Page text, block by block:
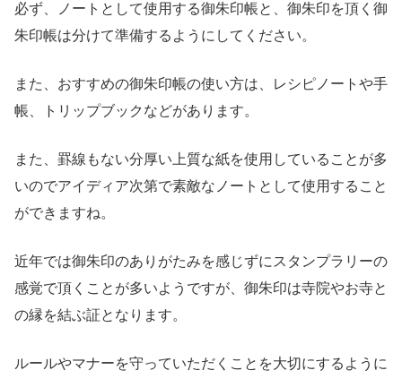
必ず、ノートとして使用する御朱印帳と、御朱印を頂く御
朱印帳は分けて準備するようにしてください。
また、おすすめの御朱印帳の使い方は、レシピノートや手
帳、トリップブックなどがあります。
また、罫線もない分厚い上質な紙を使用していることが多
いのでアイディア次第で素敵なノートとして使用すること
ができますね。
近年では御朱印のありがたみを感じずにスタンプラリーの
感覚で頂くことが多いようですが、御朱印は寺院やお寺と
の縁を結ぶ証となります。
ルールやマナーを守っていただくことを大切にするように